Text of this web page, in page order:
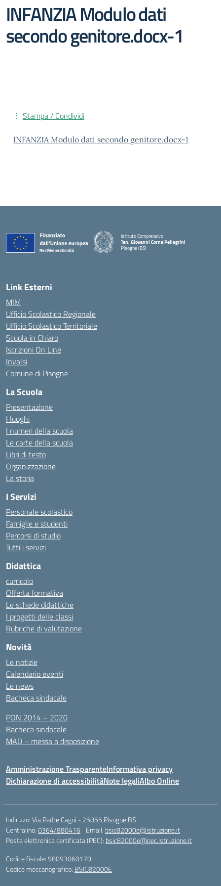
INFANZIA Modulo dati
secondo genitore.docx-1
Stampa / Condividi
INFANZIA Modulo dati secondo genitore.docx-1
Istituto Comprensivo
Ten. Giovanni Corna Pellegrini
Pisogne (BS)
— Visita la pagina iniziale della scuola
Link Esterni
MIM
Ufficio Scolastico Regionale
Ufficio Scolastico Territoriale
Scuola in Chiaro
Iscrizioni On Line
Invalsi
Comune di Pisogne
La Scuola
Presentazione
I luoghi
I numeri della scuola
Le carte della scuola
Libri di testo
Organizzazione
La storia
I Servizi
Personale scolastico
Famiglie e studenti
Percorsi di studio
Tutti i servizi
Didattica
curricolo
Offerta formativa
Le schede didattiche
I progetti delle classi
Rubriche di valutazione
Novità
Le notizie
Calendario eventi
Le news
Bacheca sindacale
PON 2014 – 2020
Bacheca sindacale
MAD – messa a disposizione
Amministrazione TrasparenteInformativa privacy
Dichiarazione di accessibilitàNote legaliAlbo Online
Indirizzo:Via Padre Cagni - 25055 Pisogne BS
Centralino:0364/880416 Email: bsic82000e@istruzione.it
Posta elettronica certificata (PEC): bsic82000e@pec.istruzione.it
Codice fiscale: 98093060170
Codice meccanografico: BSIC82000E